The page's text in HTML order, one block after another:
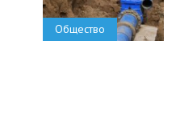
Общество